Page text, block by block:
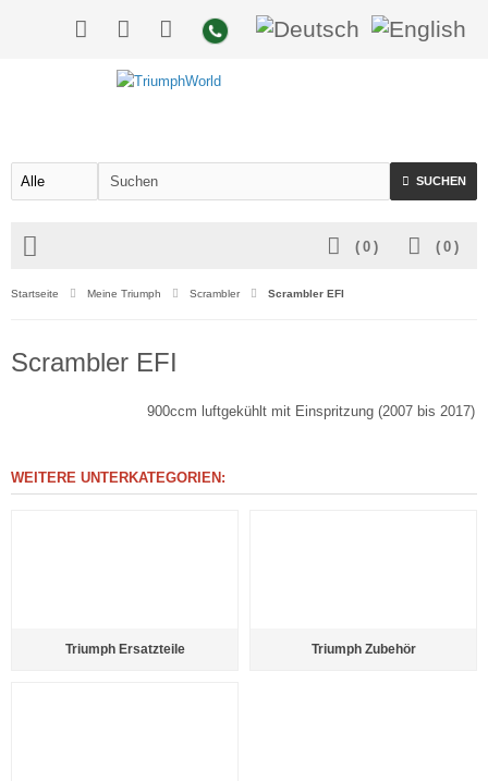
SUCHEN
( 0 )
( 0 )
Startseite Meine Triumph Scrambler Scrambler EFI
Scrambler EFI
900ccm luftgekühlt mit Einspritzung (2007 bis 2017)
WEITERE UNTERKATEGORIEN:
Triumph Ersatzteile Triumph Zubehör